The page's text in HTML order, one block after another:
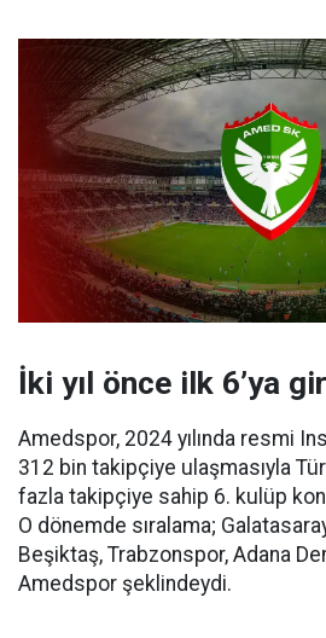
İki yıl önce ilk 6’ya
Amedspor, 2024 yılında resmi
312 bin takipçiye ulaşmasıyla
fazla takipçiye sahip 6. kulüp
O dönemde sıralama;
Beşiktaş, Trabzonspor, Adana
Amedspor şeklindeydi.